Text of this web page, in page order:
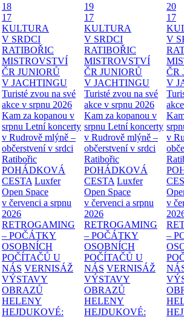
18
17
KULTURA
V SRDCI
RATIBOŘIC
MISTROVSTVÍ
ČR JUNIORŮ
V JACHTINGU
Turisté zvou na své
akce v srpnu 2026
Kam za kopanou v
srpnu Letní koncerty
v Rudrově mlýně –
občerstvení v srdci
Ratibořic
POHÁDKOVÁ
CESTA Luxfer
Open Space
v červenci a srpnu
2026
RETROGAMING
– POČÁTKY
OSOBNÍCH
POČÍTAČŮ U
NÁS VERNISÁŽ
VÝSTAVY
OBRAZŮ
HELENY
HEJDUKOVÉ:
19
17
KULTURA
V SRDCI
RATIBOŘIC
MISTROVSTVÍ
ČR JUNIORŮ
V JACHTINGU
Turisté zvou na své
akce v srpnu 2026
Kam za kopanou v
srpnu Letní koncerty
v Rudrově mlýně –
občerstvení v srdci
Ratibořic
POHÁDKOVÁ
CESTA Luxfer
Open Space
v červenci a srpnu
2026
RETROGAMING
– POČÁTKY
OSOBNÍCH
POČÍTAČŮ U
NÁS VERNISÁŽ
VÝSTAVY
OBRAZŮ
HELENY
HEJDUKOVÉ:
20
17
V
ČR
V
v
v
–